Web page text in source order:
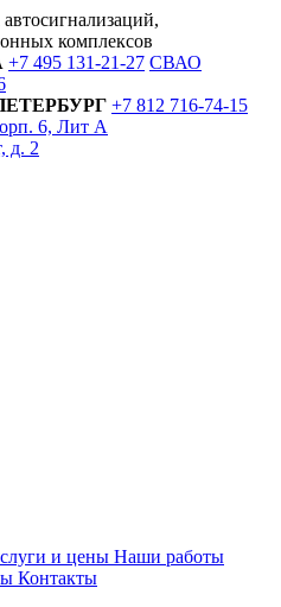
комплексов
+7 495 131-21-27 СВАО
+7 812 716-74-15
6, Лит А
д. 2
и цены Наши работы
Контакты